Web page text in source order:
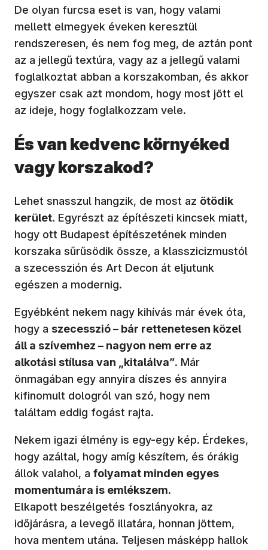
De olyan furcsa eset is van, hogy valami
mellett elmegyek éveken keresztül
rendszeresen, és nem fog meg, de aztán pont
az a jellegű textúra, vagy az a jellegű valami
foglalkoztat abban a korszakomban, és akkor
egyszer csak azt mondom, hogy most jött el
az ideje, hogy foglalkozzam vele.
És van kedvenc környéked
vagy korszakod?
Lehet snasszul hangzik, de most az ötödik
kerület. Egyrészt az építészeti kincsek miatt,
hogy ott Budapest építészetének minden
korszaka sűrűsödik össze, a klasszicizmustól
a szecesszión és Art Decon át eljutunk
egészen a modernig.
Egyébként nekem nagy kihívás már évek óta,
hogy a szecesszió – bár rettenetesen közel
áll a szívemhez – nagyon nem erre az
alkotási stílusa van „kitalálva”. Már
önmagában egy annyira díszes és annyira
kifinomult dologról van szó, hogy nem
találtam eddig fogást rajta.
Nekem igazi élmény is egy-egy kép. Érdekes,
hogy azáltal, hogy amíg készítem, és órákig
állok valahol, a folyamat minden egyes
momentumára is emlékszem.
Elkapott beszélgetés foszlányokra, az
időjárásra, a levegő illatára, honnan jöttem,
hova mentem utána. Teljesen másképp hallok